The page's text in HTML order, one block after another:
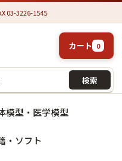
03-3226-1545
検索
カート 0
模型・医学模型
・ソフト